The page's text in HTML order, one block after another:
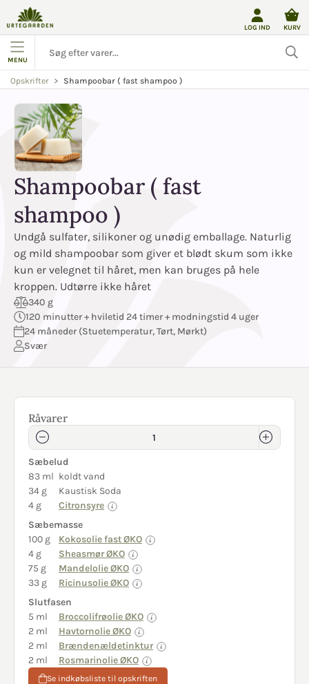
LOG IND KURV
MENU
Opskrifter Shampoobar ( fast shampoo )
Shampoobar ( fast
shampoo )
Undgå sulfater, silikoner og unødig emballage. Naturlig
og mild shampoobar som giver et blødt skum som ikke
kun er velegnet til håret, men kan bruges på hele
kroppen. Udtørre ikke håret
340 g
120 minutter + hviletid 24 timer + modningstid 4 uger
24 måneder (Stuetemperatur, Tørt, Mørkt)
Svær
Råvarer
Sæbelud
83 ml koldt vand
34 g
Kaustisk Soda
4 g
Citronsyre
Sæbemasse
100 g
Kokosolie fast ØKO
4 g
Sheasmør ØKO
75 g
Mandelolie ØKO
33 g
Ricinusolie ØKO
Slutfasen
5 ml
Broccolifrøolie ØKO
2 ml
Havtornolie ØKO
2 ml
Brændenældetinktur
2 ml
Rosmarinolie ØKO
Se indkøbsliste til opskriften